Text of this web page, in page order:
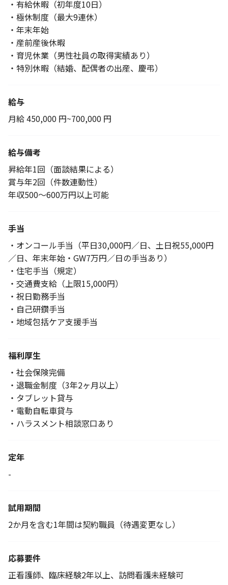
・有給休暇（初年度10日）
・極休制度（最大9連休）
・年末年始
・産前産後休暇
・育児休業（男性社員の取得実績あり）
・特別休暇（結婚、配偶者の出産、慶弔）
給与
月給 450,000 円~700,000 円
給与備考
昇給年1回（面談結果による）
賞与年2回（件数連動性）
年収500～600万円以上可能
手当
・オンコール手当（平日30,000円／日、土日祝55,000円
／日、年末年始・GW7万円／日の手当あり）
・住宅手当（規定）
・交通費支給（上限15,000円）
・祝日勤務手当
・自己研鑽手当
・地域包括ケア支援手当
福利厚生
・社会保険完備
・退職金制度（3年2ヶ月以上）
・タブレット貸与
・電動自転車貸与
・ハラスメント相談窓口あり
定年
-
試用期間
2か月を含む1年間は契約職員（待遇変更なし）
応募要件
正看護師、臨床経験2年以上、訪問看護未経験可